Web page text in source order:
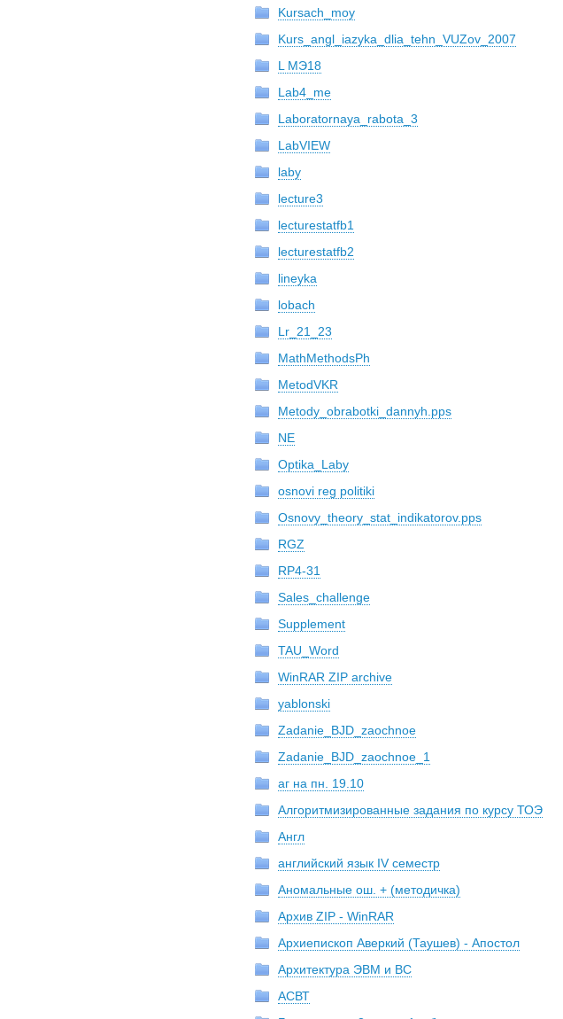
Kursach_moy
Kurs_angl_iazyka_dlia_tehn_VUZov_2007
L МЭ18
Lab4_me
Laboratornaya_rabota_3
LabVIEW
laby
lecture3
lecturestatfb1
lecturestatfb2
lineyka
lobach
Lr_21_23
MathMethodsPh
MetodVKR
Metody_obrabotki_dannyh.pps
NE
Optika_Laby
osnovi reg politiki
Osnovy_theory_stat_indikatorov.pps
RGZ
RP4-31
Sales_challenge
Supplement
TAU_Word
WinRAR ZIP archive
yablonski
Zadanie_BJD_zaochnoe
Zadanie_BJD_zaochnoe_1
аг на пн. 19.10
Алгоритмизированные задания по курсу ТОЭ
Англ
английский язык IV семестр
Аномальные ош. + (методичка)
Архив ZIP - WinRAR
Архиепископ Аверкий (Таушев) - Апостол
Архитектура ЭВМ и ВС
АСВТ